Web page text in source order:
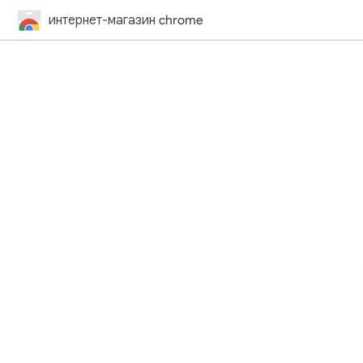
интернет-магазин chrome